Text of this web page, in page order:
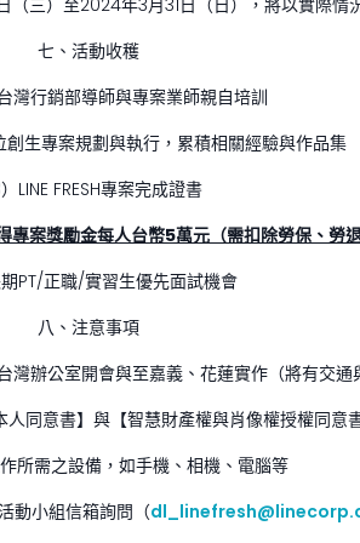
（三）至2024年3月31日（日），將以實際情
七、活動收穫
台灣行銷部導師與專案業師親自培訓
創生專案規劃與執行，累積相關經驗與作品集
）LINE FRESH專案完成證書
專案獎勵金每人台幣5萬元（需扣除勞保、勞退
期PT/正職/實習生優先面試機會
八、注意事項
灣辦公室開會與至嘉義、花蓮實作（將有交通
人同意書】與【智慧財產權與肖像權授權同意書
作所需之設備，如手機、相機、電腦等
動小組信箱詢問（